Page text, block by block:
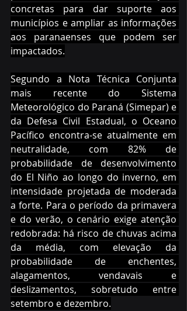
concretas para dar suporte aos
municípios e ampliar as informações
aos paranaenses que podem ser
impactados.
Segundo a Nota Técnica Conjunta
mais recente do Sistema
Meteorológico do Paraná (Simepar) e
da Defesa Civil Estadual, o Oceano
Pacífico encontra-se atualmente em
neutralidade, com 82% de
probabilidade de desenvolvimento
do El Niño ao longo do inverno, em
intensidade projetada de moderada
a forte. Para o período da primavera
e do verão, o cenário exige atenção
redobrada: há risco de chuvas acima
da média, com elevação da
probabilidade de enchentes,
alagamentos, vendavais e
deslizamentos, sobretudo entre
setembro e dezembro.